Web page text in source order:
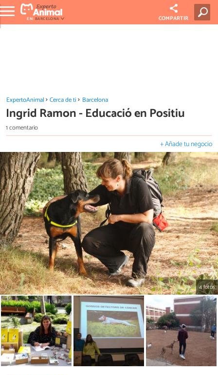
EN: BARCELONA COMPARTIR
ExpertoAnimal Cerca de ti Barcelona
Ingrid Ramon - Educació en Positiu
1 comentario
+ Añade tu negocio
4 fotos